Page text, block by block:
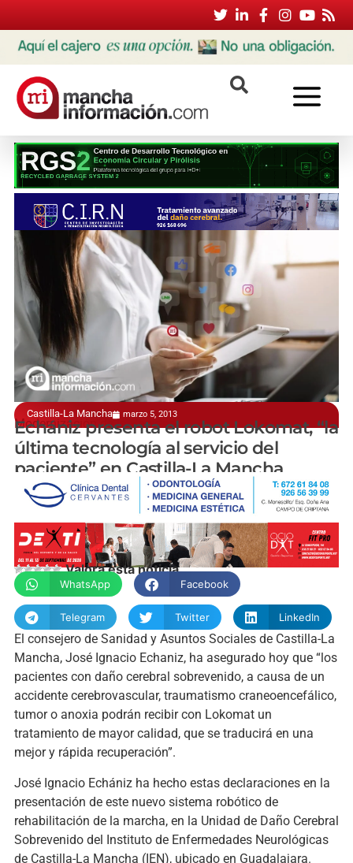
Castilla-La Mancha marzo 5, 2013
Modernización de la Sanidad
Echániz presenta el robot Lokomat, “la
última tecnología al servicio del
paciente” en Castilla-La Mancha
manchainformacion.com
Valora esta noticia
WhatsApp Facebook
Telegram Twitter LinkedIn
El consejero de Sanidad y Asuntos Sociales de Castilla-La
Mancha, José Ignacio Echaniz, ha asegurado hoy que “los
pacientes con daño cerebral sobrevenido, a causa de un
accidente cerebrovascular, traumatismo craneoencefálico,
tumor o anoxia podrán recibir con Lokomat un
tratamiento de mayor calidad, que se traducirá en una
mejor y rápida recuperación”.
José Ignacio Echániz ha hecho estas declaraciones en la
presentación de este nuevo sistema robótico de
rehabilitación de la marcha, en la Unidad de Daño Cerebral
Sobrevenido del Instituto de Enfermedades Neurológicas
de Castilla-La Mancha (IEN), ubicado en Guadalajara.